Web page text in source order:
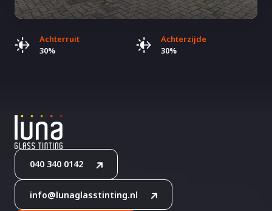
Achterruit
30%
Achterzijde
30%
040 340 0142
info@lunaglasstinting.nl